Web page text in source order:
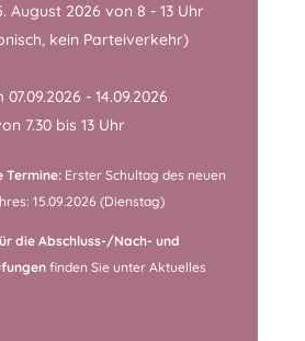
August 2026 von 8 - 13 Uhr
kein Parteiverkehr)
- 14.09.2026
7.30 bis 13 Uhr
Termine: Erster Schultag des neuen
15.09.2026 (Dienstag)
die Abschluss-/Nach- und
finden Sie unter Aktuelles